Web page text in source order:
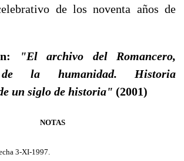
de los noventa años de
"El archivo del Romancero,
la humanidad. Historia
un siglo de historia" (2001)
NOTAS
3-XI-1997.